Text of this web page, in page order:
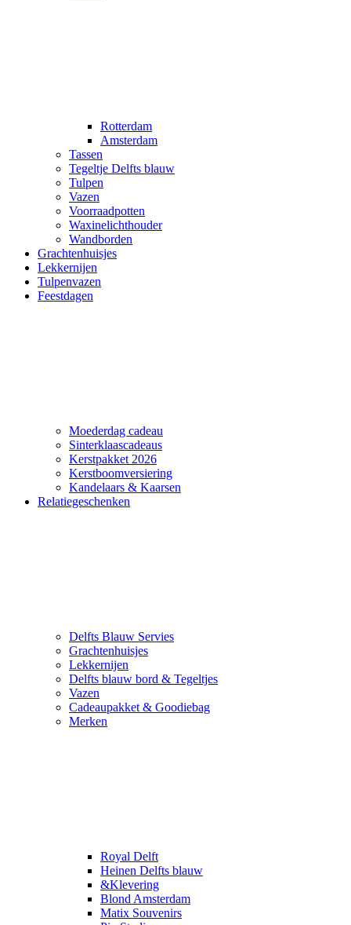
Rotterdam
Amsterdam
Tassen
Tegeltje Delfts blauw
Tulpen
Vazen
Voorraadpotten
Waxinelichthouder
Wandborden
Grachtenhuisjes
Lekkernijen
Tulpenvazen
Feestdagen
Moederdag cadeau
Sinterklaascadeaus
Kerstpakket 2026
Kerstboomversiering
Kandelaars & Kaarsen
Relatiegeschenken
Delfts Blauw Servies
Grachtenhuisjes
Lekkernijen
Delfts blauw bord & Tegeltjes
Vazen
Cadeaupakket & Goodiebag
Merken
Royal Delft
Heinen Delfts blauw
&Klevering
Blond Amsterdam
Matix Souvenirs